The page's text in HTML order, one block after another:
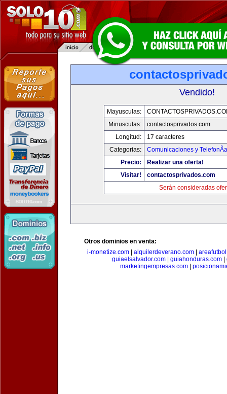
Vendido!
Mayusculas:
Minusculas:
contactosprivados.com
Longitud:
17 caracteres
Categorias:
Comunicaciones y TelefonÃ­a
Precio:
Realizar una oferta!
Visitar!
contactosprivados.com
Serán consideradas
Otros dominios en venta:
i-monetize.com
alquilerdeverano.com
guiaelsalvador.com| guiahonduras.com|
marketingempresas.com